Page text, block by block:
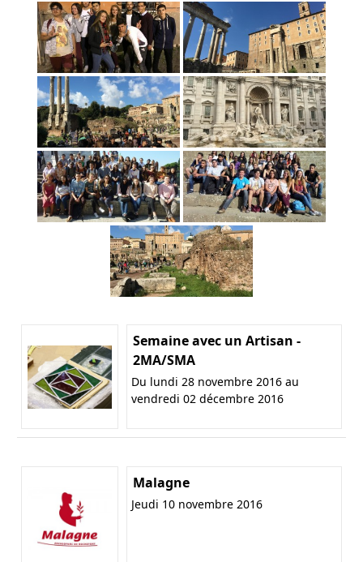
Semaine avec un Artisan -
2MA/SMA
Du lundi 28 novembre 2016 au
vendredi 02 décembre 2016
Malagne
Jeudi 10 novembre 2016